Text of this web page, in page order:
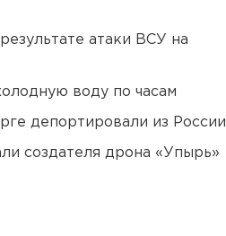
атаки ВСУ на
воду по часам
депортировали из России
создателя дрона «Упырь»